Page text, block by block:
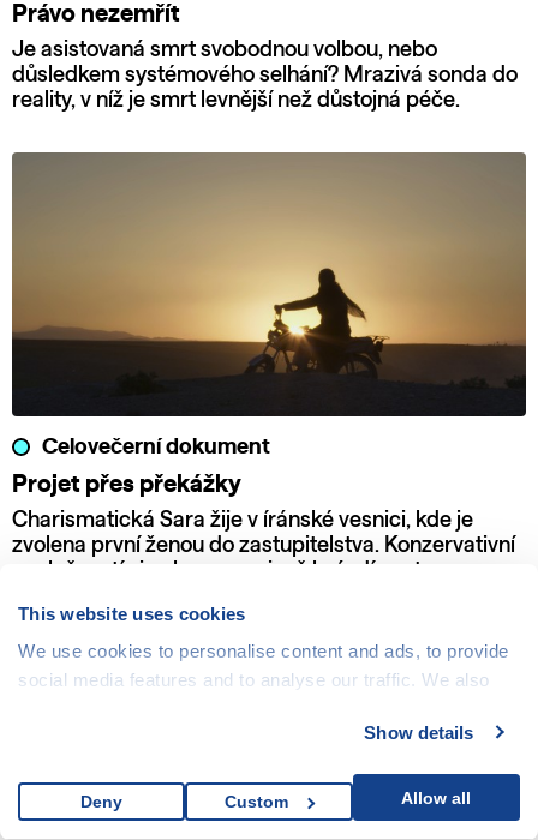
This website uses cookies
We use cookies to personalise content and ads, to provide
social media features and to analyse our traffic. We also
media, advertising and analytics partners who may
them or that they’ve collected from your use of their
services.
Show details
Allow all
Custom
Deny
Právo nezemřít
Je asistovaná smrt svobodnou volbou, nebo
důsledkem systémového selhání? Mrazivá sonda do
reality, v níž je smrt levnější než důstojná péče.
Celovečerní dokument
Projet přes překážky
Charismatická Sara žije v íránské vesnici, kde je
zvolena první ženou do zastupitelstva. Konzervativní
společností si nekompromisně brázdí cestu se svou